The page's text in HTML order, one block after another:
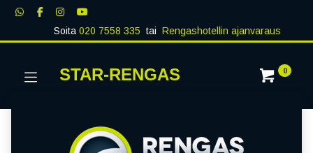
Soita020 7558 335 tai Rengashotellin ajanvaraus
STAR-RENGAS 0